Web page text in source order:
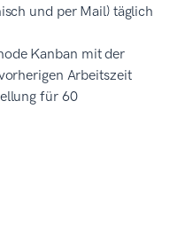
und per Mail) täglich
Kanban mit der
Arbeitszeit
für 60